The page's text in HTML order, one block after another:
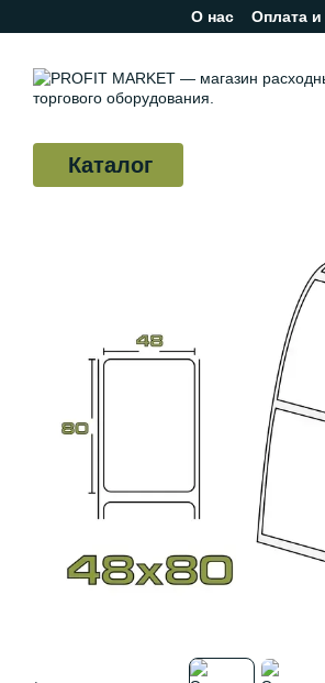
Перейти к основному контенту
О нас Оплата и
Отзывы о
Каталог